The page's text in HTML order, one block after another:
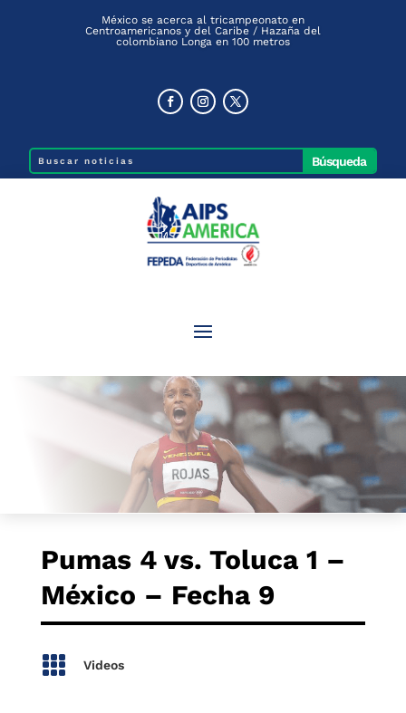
México se acerca al tricampeonato en
Centroamericanos y del Caribe / Hazaña del
colombiano Longa en 100 metros
Pumas 4 vs. Toluca 1 –
México – Fecha 9
 Videos